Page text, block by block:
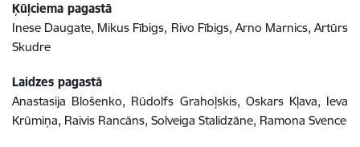
Ķūļciema pagastā
Inese Daugate, Mikus Fībigs, Rivo Fībigs, Arno Marnics, Artūrs
Skudre
Laidzes pagastā
Anastasija Blošenko, Rūdolfs Grahoļskis, Oskars Kļava, Ieva
Krūmiņa, Raivis Rancāns, Solveiga Stalidzāne, Ramona Svence